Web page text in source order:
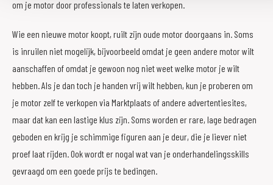
om je motor door professionals te laten verkopen.
Wie een nieuwe motor koopt, ruilt zijn oude motor doorgaans in. Soms
is inruilen niet mogelijk, bijvoorbeeld omdat je geen andere motor wilt
aanschaffen of omdat je gewoon nog niet weet welke motor je wilt
hebben. Als je dan toch je handen vrij wilt hebben, kun je proberen om
je motor zelf te verkopen via Marktplaats of andere advertentiesites,
maar dat kan een lastige klus zijn. Soms worden er rare, lage bedragen
geboden en krijg je schimmige figuren aan je deur, die je liever niet
proef laat rijden. Ook wordt er nogal wat van je onderhandelingsskills
gevraagd om een goede prijs te bedingen.